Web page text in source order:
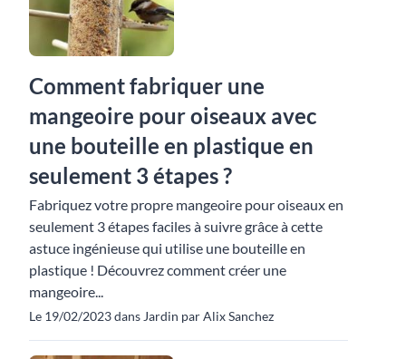
Comment fabriquer une
mangeoire pour oiseaux avec
une bouteille en plastique en
seulement 3 étapes ?
Fabriquez votre propre mangeoire pour oiseaux en
seulement 3 étapes faciles à suivre grâce à cette
astuce ingénieuse qui utilise une bouteille en
plastique ! Découvrez comment créer une
mangeoire...
Le 19/02/2023 dans Jardin par Alix Sanchez